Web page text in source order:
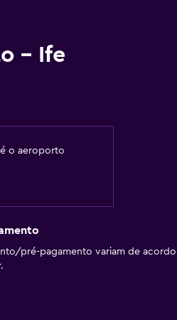
- Ife
o aeroporto
pré-pagamento variam de